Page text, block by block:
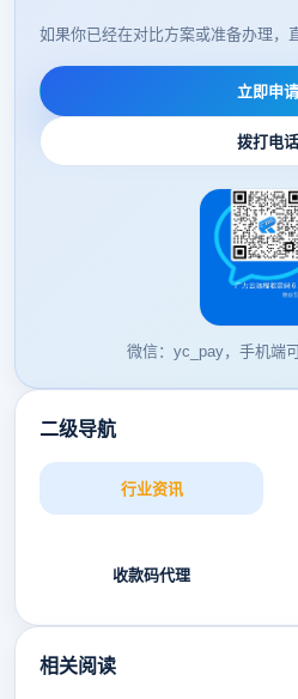
如果你已经在对比方案或准备办理，
立即申请
拨打电话
微信：yc_pay，手机端
二级导航
行业资讯
收款码代理
相关阅读